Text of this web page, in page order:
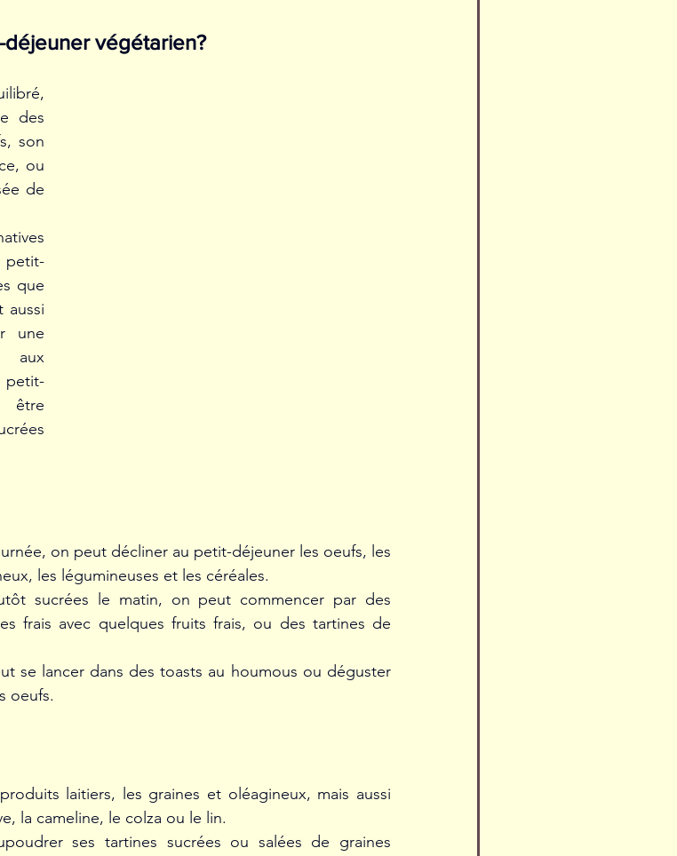
végétarien?
des
son
ou
de
que
aussi
une
aux
petit-
être
on peut décliner au petit-déjeuner les oeufs, les
les légumineuses et les céréales.
sucrées le matin, on peut commencer par des
frais avec quelques fruits frais, ou des tartines de
se lancer dans des toasts au houmous ou déguster
oeufs.
laitiers, les graines et oléagineux, mais aussi
la cameline, le colza ou le lin.
ses tartines sucrées ou salées de graines